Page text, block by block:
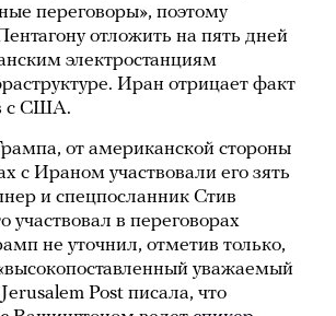
переговоры», поэтому
отложить на пять дней
электростанциям
Иран отрицает факт
с США.
от американской стороны
с Ираном участвовали его зять
и спецпосланник Стив
участвовал в переговорах
не уточнил, отметив только,
уважаемый
Post писала, что